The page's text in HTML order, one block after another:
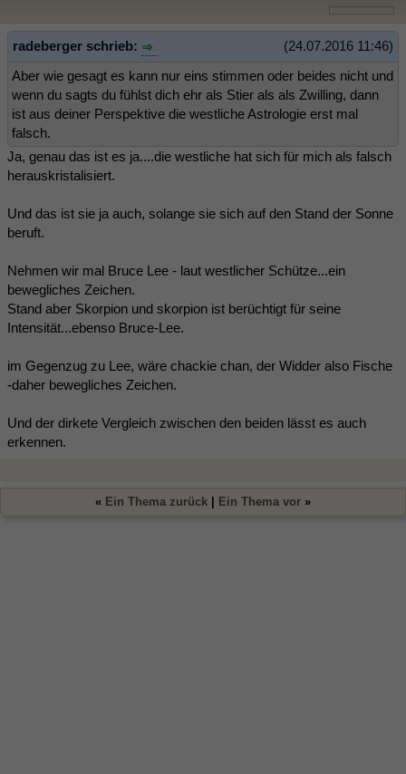
(24.07.2016 11:46)
radeberger schrieb:
Aber wie gesagt es kann nur eins stimmen oder beides nicht und
wenn du sagts du fühlst dich ehr als Stier als als Zwilling, dann
ist aus deiner Perspektive die westliche Astrologie erst mal
falsch.
Ja, genau das ist es ja....die westliche hat sich für mich als falsch
herauskristalisiert.
Und das ist sie ja auch, solange sie sich auf den Stand der Sonne
beruft.
Nehmen wir mal Bruce Lee - laut westlicher Schütze...ein
bewegliches Zeichen.
Stand aber Skorpion und skorpion ist berüchtigt für seine
Intensität...ebenso Bruce-Lee.
im Gegenzug zu Lee, wäre chackie chan, der Widder also Fische
-daher bewegliches Zeichen.
Und der dirkete Vergleich zwischen den beiden lässt es auch
erkennen.
« Ein Thema zurück | Ein Thema vor »